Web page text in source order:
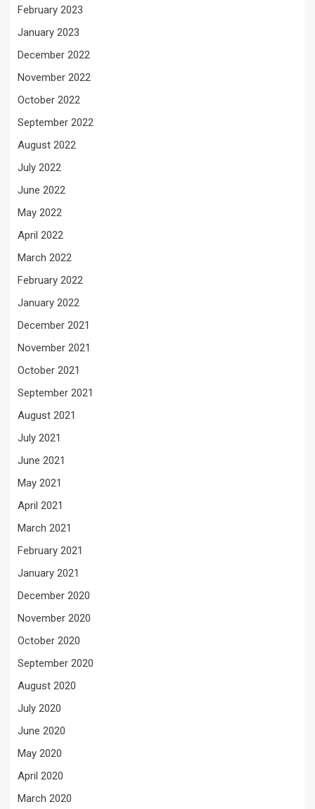
February 2023
January 2023
December 2022
November 2022
October 2022
September 2022
August 2022
July 2022
June 2022
May 2022
April 2022
March 2022
February 2022
January 2022
December 2021
November 2021
October 2021
September 2021
August 2021
July 2021
June 2021
May 2021
April 2021
March 2021
February 2021
January 2021
December 2020
November 2020
October 2020
September 2020
August 2020
July 2020
June 2020
May 2020
April 2020
March 2020